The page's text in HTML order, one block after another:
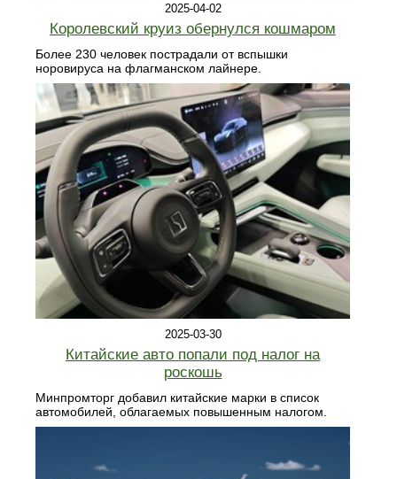
2025-04-02
Королевский круиз обернулся кошмаром
Более 230 человек пострадали от вспышки
норовируса на флагманском лайнере.
2025-03-30
Китайские авто попали под налог на
роскошь
Минпромторг добавил китайские марки в список
автомобилей, облагаемых повышенным налогом.